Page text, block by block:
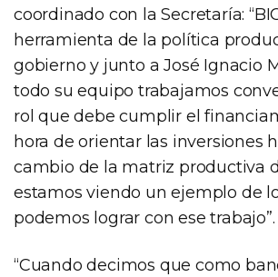
coordinado con la Secretaría:
herramienta de la política
gobierno y junto a José Ignacio
todo su equipo trabajamos
rol que debe cumplir el
hora de orientar las inversiones
cambio de la matriz productiva
estamos viendo un ejemplo de
podemos lograr con ese trabajo”.
“Cuando decimos que como